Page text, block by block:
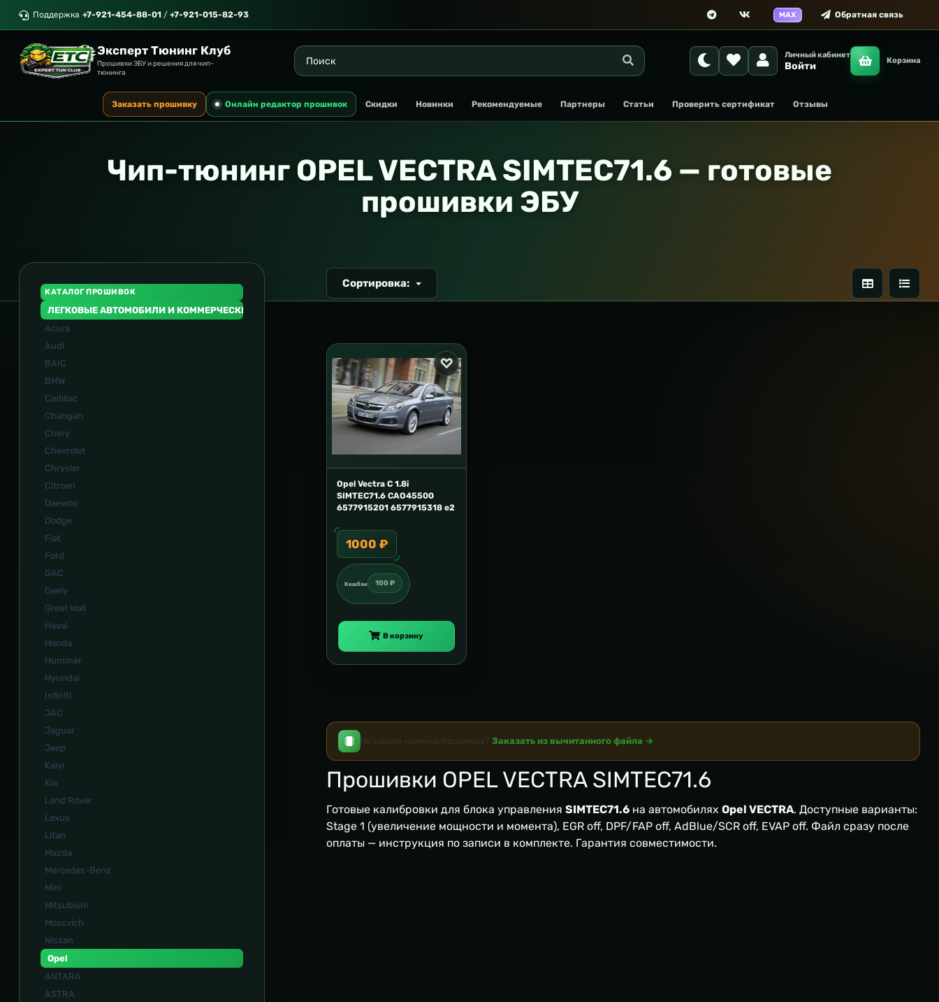
Поддержка +7-921-454-88-01 / +7-921-015-82-93 MAX Обратная связь
Эксперт Тюнинг Клуб
Прошивки ЭБУ и решения для чип-
тюнинга
Личный кабинет
Войти Корзина
Заказать прошивку Онлайн редактор прошивок Скидки Новинки Рекомендуемые Партнеры Статьи Проверить сертификат Отзывы
Чип-тюнинг OPEL VECTRA SIMTEC71.6 — готовые
прошивки ЭБУ
КАТАЛОГ ПРОШИВОК
ЛЕГКОВЫЕ АВТОМОБИЛИ И КОММЕРЧЕСКИЙ ТРАНСПОРТ
Acura
Audi
BAIC
BMW
Cadillac
Changan
Chery
Chevrolet
Chrysler
Citroen
Daewoo
Dodge
Fiat
Ford
GAC
Geely
Great Wall
Haval
Honda
Hummer
Hyundai
Infiniti
JAC
Jaguar
Jeep
Kaiyi
Kia
Land Rover
Lexus
Lifan
Mazda
Mercedes-Benz
Mini
Mitsubishi
Moscvich
Nissan
Opel
ANTARA
ASTRA
Сортировка:
Opel Vectra C 1.8i
SIMTEC71.6 CAO45500
6577915201 6577915318 e2
1000 ₽
Кешбэк 100 ₽
В корзину
Не нашли нужную прошивку? Заказать из вычитанного файла →
Прошивки OPEL VECTRA SIMTEC71.6
Готовые калибровки для блока управления SIMTEC71.6 на автомобилях Opel VECTRA. Доступные варианты:
Stage 1 (увеличение мощности и момента), EGR off, DPF/FAP off, AdBlue/SCR off, EVAP off. Файл сразу после
оплаты — инструкция по записи в комплекте. Гарантия совместимости.